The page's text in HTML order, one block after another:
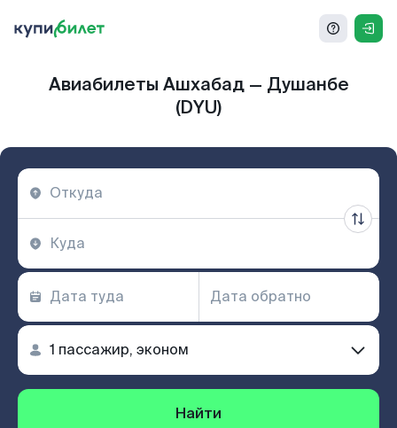
Авиабилеты Ашхабад — Душанбе
(DYU)
Найти